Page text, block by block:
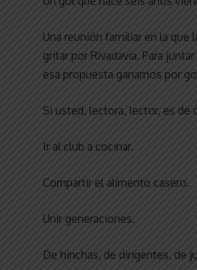
Una reunión familiar en la que
gritar por Rivadavia. Para
esa propuesta ganamos por
Si usted, lectora, lector, es de
Ir al club a cocinar.
Compartir el alimento casero.
Unir generaciones.
De hinchas, de dirigentes, de